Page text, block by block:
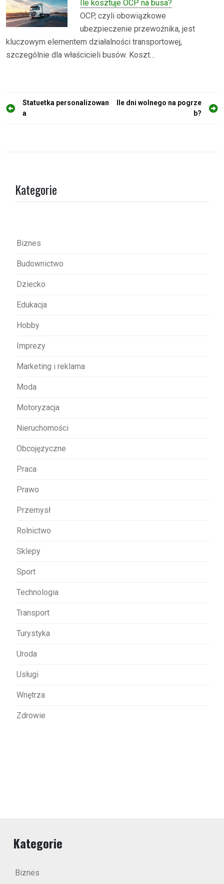
Ile kosztuje OCP na busa?
OCP, czyli obowiązkowe
ubezpieczenie przewoźnika, jest
kluczowym elementem działalności transportowej,
szczególnie dla właścicieli busów. Koszt…
N
Statuetka personalizowan
a
Ile dni wolnego na pogrze
b?
Kategorie
Biznes
Budownictwo
Dziecko
Edukacja
Hobby
Imprezy
Marketing i reklama
Moda
Motoryzacja
Nieruchomości
Obcojęzyczne
Praca
Prawo
Przemysł
Rolnictwo
Sklepy
Sport
Technologia
Transport
Turystyka
Uroda
Usługi
Wnętrza
Zdrowie
Kategorie
Biznes